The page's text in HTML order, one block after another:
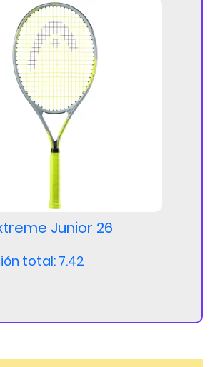
Junior 26
total: 7.42